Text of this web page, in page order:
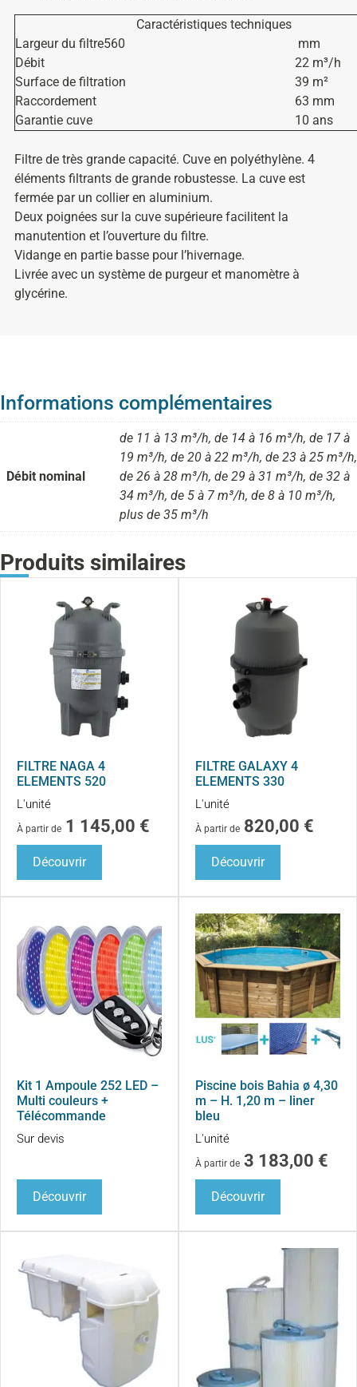
Caractéristiques techniques
Largeur du filtre560
mm
Débit
22 m³/h
Surface de filtration
39 m²
Raccordement
63 mm
Garantie cuve
10 ans
Filtre de très grande capacité. Cuve en polyéthylène. 4
éléments filtrants de grande robustesse. La cuve est
fermée par un collier en aluminium.
Deux poignées sur la cuve supérieure facilitent la
manutention et l’ouverture du filtre.
Vidange en partie basse pour l’hivernage.
Livrée avec un système de purgeur et manomètre à
glycérine.
Informations complémentaires
Débit nominal
de 11 à 13 m³/h, de 14 à 16 m³/h, de 17 à
19 m³/h, de 20 à 22 m³/h, de 23 à 25 m³/h,
de 26 à 28 m³/h, de 29 à 31 m³/h, de 32 à
34 m³/h, de 5 à 7 m³/h, de 8 à 10 m³/h,
plus de 35 m³/h
Produits similaires
FILTRE NAGA 4
ELEMENTS 520
L'unité
À partir de 1 145,00 €
Découvrir
FILTRE GALAXY 4
ELEMENTS 330
L'unité
À partir de 820,00 €
Découvrir
Kit 1 Ampoule 252 LED –
Multi couleurs +
Télécommande
Sur devis
Découvrir
Piscine bois Bahia ø 4,30
m – H. 1,20 m – liner
bleu
L'unité
À partir de 3 183,00 €
Découvrir